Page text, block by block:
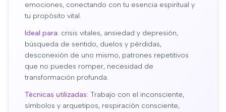
emociones, conectando con tu esencia espiritual y
tu propósito vital.
Ideal para: crisis vitales, ansiedad y depresión,
búsqueda de sentido, duelos y pérdidas,
desconexión de uno mismo, patrones repetitivos
que no puedes romper, necesidad de
transformación profunda.
Técnicas utilizadas: Trabajo con el inconsciente,
símbolos y arquetipos, respiración consciente,